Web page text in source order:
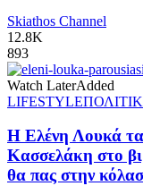
Skiathos Channel
12.8K
893
Watch LaterAdded
LIFESTYLE
Η Ελένη Λουκά
Κασσελάκη στο
θα πας στην